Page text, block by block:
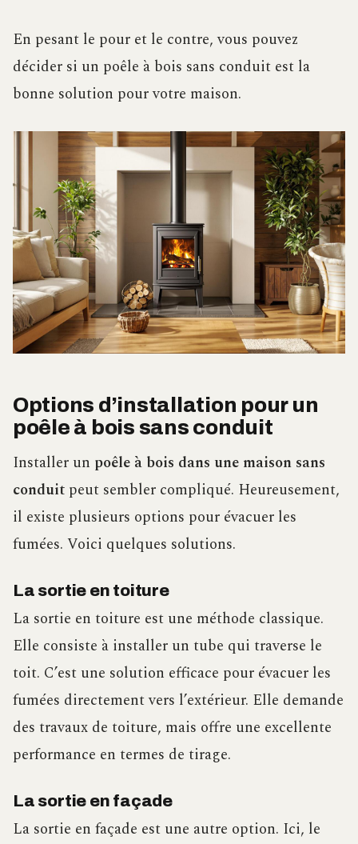
En pesant le pour et le contre, vous pouvez
décider si un poêle à bois sans conduit est la
bonne solution pour votre maison.
Options d’installation pour un
poêle à bois sans conduit
Installer un poêle à bois dans une maison sans
conduit peut sembler compliqué. Heureusement,
il existe plusieurs options pour évacuer les
fumées. Voici quelques solutions.
La sortie en toiture
La sortie en toiture est une méthode classique.
Elle consiste à installer un tube qui traverse le
toit. C’est une solution efficace pour évacuer les
fumées directement vers l’extérieur. Elle demande
des travaux de toiture, mais offre une excellente
performance en termes de tirage.
La sortie en façade
La sortie en façade est une autre option. Ici, le